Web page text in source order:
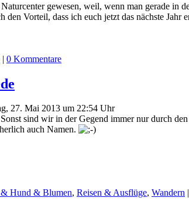
gewesen, weil, wenn man gerade in
den Vorteil, dass ich euch jetzt das nächste
| 0 Kommentare
27. Mai 2013 um 22:54 Uhr
sind wir in der Gegend immer nur durch
auch Namen.
Hund & Blumen, Reisen & Ausflüge, Wandern |